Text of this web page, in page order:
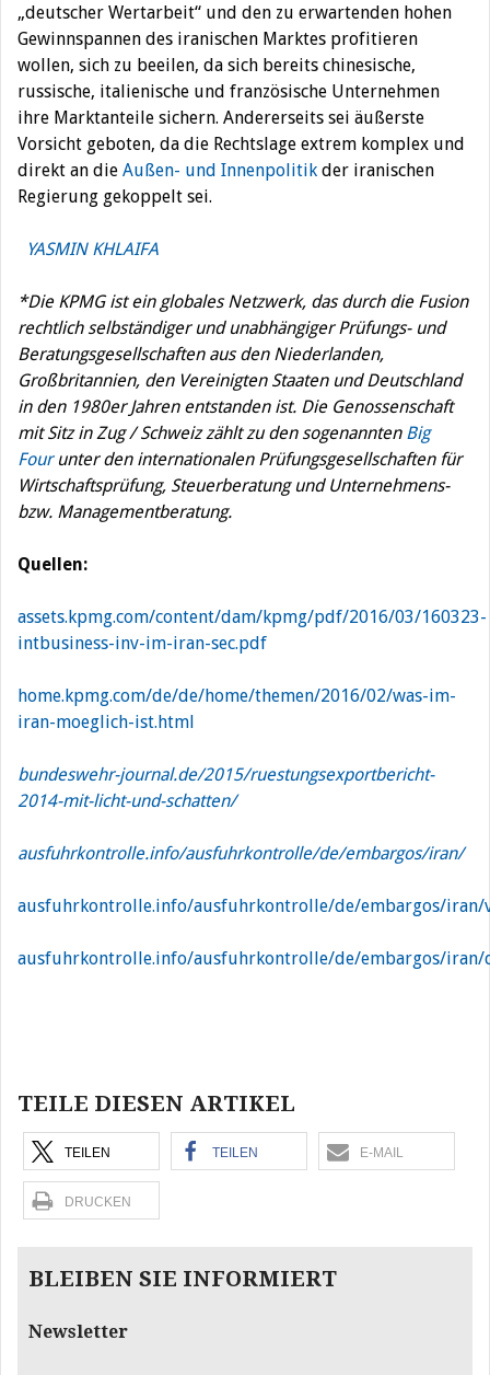
„deutscher Wertarbeit“ und den zu erwartenden hohen
Gewinnspannen des iranischen Marktes profitieren
wollen, sich zu beeilen, da sich bereits chinesische,
russische, italienische und französische Unternehmen
ihre Marktanteile sichern. Andererseits sei äußerste
Vorsicht geboten, da die Rechtslage extrem komplex und
direkt an die Außen- und Innenpolitik der iranischen
Regierung gekoppelt sei.
YASMIN KHLAIFA
*Die KPMG ist ein globales Netzwerk, das durch die Fusion
rechtlich selbständiger und unabhängiger Prüfungs- und
Beratungsgesellschaften aus den Niederlanden,
Großbritannien, den Vereinigten Staaten und Deutschland
in den 1980er Jahren entstanden ist. Die Genossenschaft
mit Sitz in Zug / Schweiz zählt zu den sogenannten Big
Fourunter den internationalen Prüfungsgesellschaften für
Wirtschaftsprüfung, Steuerberatungund Unternehmens-
bzw. Managementberatung.
Quellen:
assets.kpmg.com/content/dam/kpmg/pdf/2016/03/160323-
intbusiness-inv-im-iran-sec.pdf
home.kpmg.com/de/de/home/themen/2016/02/was-im-
iran-moeglich-ist.html
bundeswehr-journal.de/2015/ruestungsexportbericht-
2014-mit-licht-und-schatten/
ausfuhrkontrolle.info/ausfuhrkontrolle/de/embargos/iran/
ausfuhrkontrolle.info/ausfuhrkontrolle/de/embargos/iran/
ausfuhrkontrolle.info/ausfuhrkontrolle/de/embargos/
TEILE DIESEN ARTIKEL
TEILEN TEILEN E-MAIL
DRUCKEN
BLEIBEN SIE INFORMIERT
Newsletter